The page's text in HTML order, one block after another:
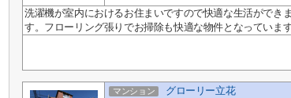
洗濯機が室内におけるお住まいですので快適な生活ができ
す。フローリング張りでお掃除も快適な物件となっていま
マンション グローリー立花